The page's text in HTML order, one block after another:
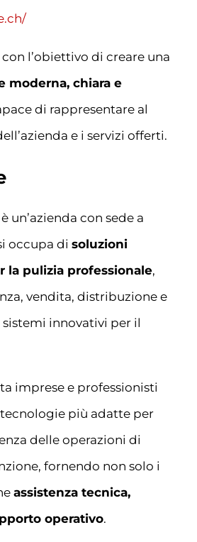
l’obiettivo di creare una
moderna, chiara e
di rappresentare al
e i servizi offerti.
è un’azienda con sede a
occupa di soluzioni
la pulizia professionale,
vendita, distribuzione e
innovativi per il
imprese e professionisti
più adatte per
delle operazioni di
fornendo non solo i
assistenza tecnica,
operativo.